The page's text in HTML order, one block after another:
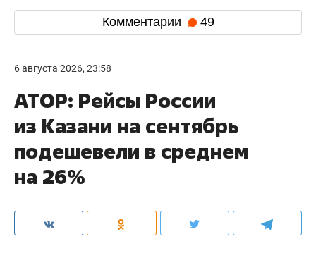
Комментарии 49
6 августа 2026, 23:58
АТОР: Рейсы России
из Казани на сентябрь
подешевели в среднем
на 26%